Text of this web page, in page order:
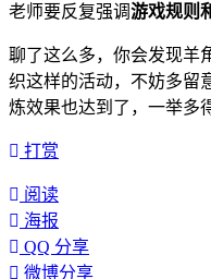
老师要反复强调游戏规则
聊了这么多，你会发现羊
织这样的活动，不妨多留
炼效果也达到了，一举多
打赏
阅读
海报
QQ 分享
微博分享